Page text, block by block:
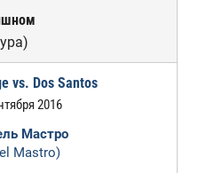
vs. Dos Santos
2016
Мастро
Mastro)